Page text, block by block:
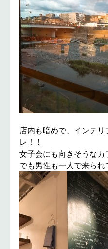
店内も暗めで、インテ
レ！！
女子会にも向きそうなカ
でも男性も一人で来られ